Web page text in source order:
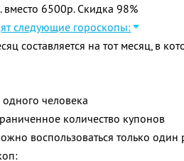
вместо 6500р. Скидка 98%
следующие гороскопы:
составляется на тот месяц, в
человека
количество купонов
воспользоваться только один